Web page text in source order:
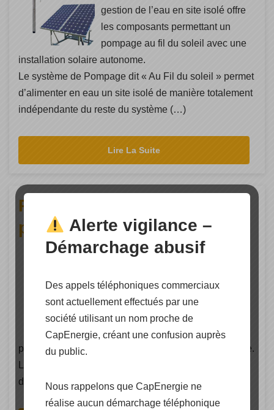
gestion de l’eau en site isolé offre
les composants permettant un
pompage au fil du soleil avec une
installation solaire autonome.
Le système de Pompage dit « Au Fil du soleil » permet
d’alimenter en eau un site isolé de manière totalement
indépendante du reste du système (…)
Lire La Suite
Pompage en continu –
pompage solaire ou éolien
distributeur d’équipements pour la
gestion de l’eau en site isolé offre
les composants permettant un
pompage en continu
photovoltaïque avec une installation solaire autonome.
d’alimenter en eau un (…)
Alerte vigilance –
Démarchage abusif
Des appels téléphoniques commerciaux
sont actuellement effectués par une
société utilisant un nom proche de
CapEnergie, créant une confusion auprès
du public.
Nous rappelons que CapEnergie ne
réalise aucun démarchage téléphonique